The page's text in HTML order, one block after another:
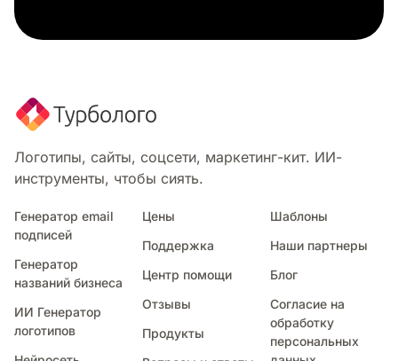
Домашний уход
Логотипы, сайты, соцсети, маркетинг-кит. ИИ-
инструменты, чтобы сиять.
Генератор email
подписей
Генератор
названий бизнеса
ИИ Генератор
логотипов
Цены
Поддержка
Центр помощи
Отзывы
Продукты
Шаблоны
Наши партнеры
Блог
Согласие на
обработку
персональных